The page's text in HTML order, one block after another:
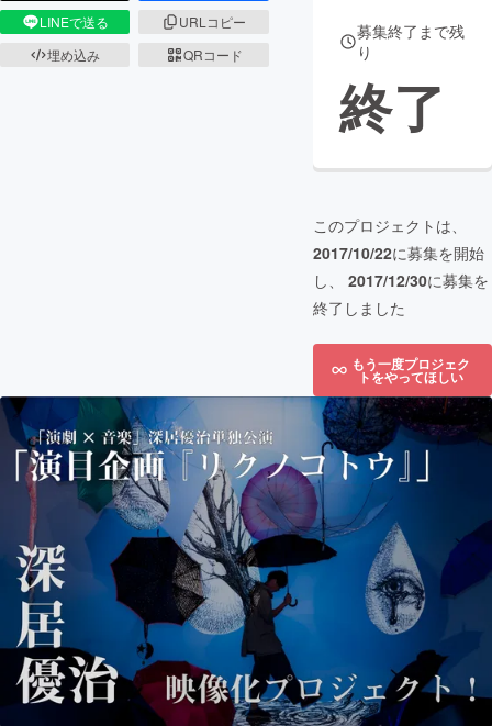
LINEで送る
URLコピー
埋め込み
QRコード
募集終了まで残
り
終了
このプロジェクトは、
2017/10/22に募集を開始
し、 2017/12/30に募集を
終了しました
もう一度プロジェク
トをやってほしい